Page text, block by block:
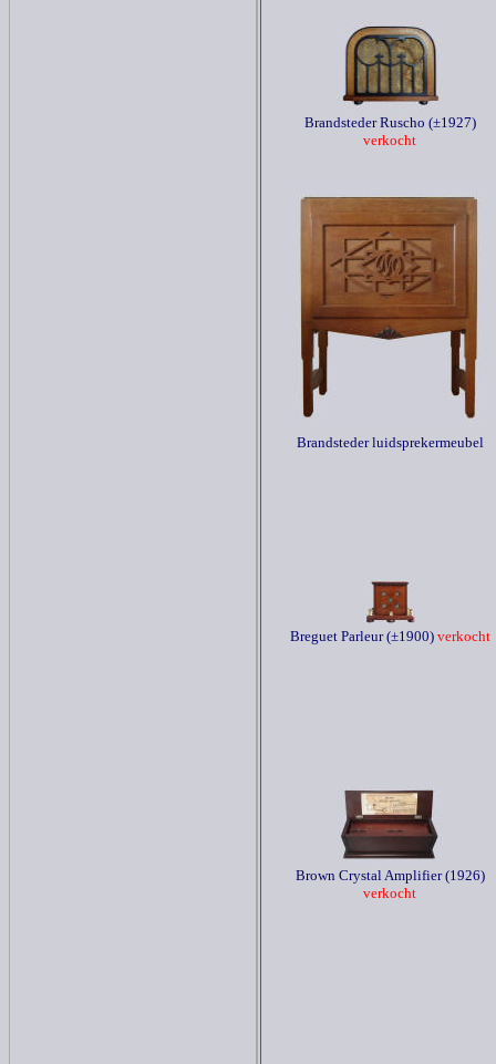
Brandsteder Ruscho (±1927)
verkocht
Brandsteder luidsprekermeubel
Breguet Parleur (±1900)verkocht
Brown Crystal Amplifier (1926)
verkocht